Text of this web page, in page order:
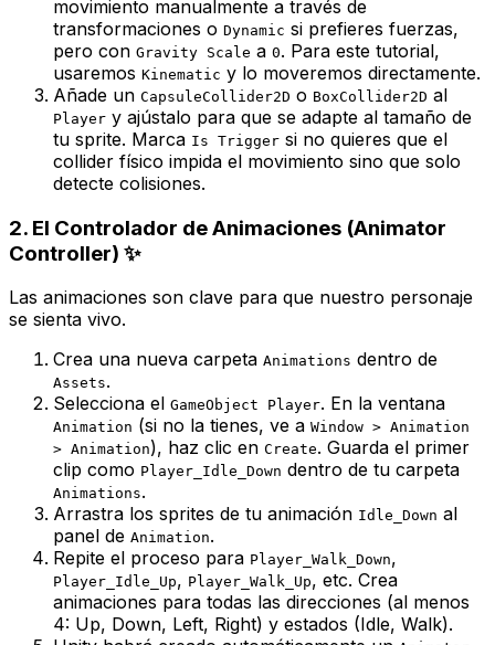
movimiento manualmente a través de
transformaciones o Dynamic si prefieres fuerzas,
pero con Gravity Scale a 0. Para este tutorial,
usaremos Kinematic y lo moveremos directamente.
Añade un CapsuleCollider2D o BoxCollider2D al
Player y ajústalo para que se adapte al tamaño de
tu sprite. Marca Is Trigger si no quieres que el
collider físico impida el movimiento sino que solo
detecte colisiones.
2. El Controlador de Animaciones (Animator
Controller) ✨
Las animaciones son clave para que nuestro personaje
se sienta vivo.
Crea una nueva carpeta Animations dentro de
Assets.
Selecciona el GameObject Player. En la ventana
Animation (si no la tienes, ve a Window > Animation
> Animation), haz clic en Create. Guarda el primer
clip como Player_Idle_Down dentro de tu carpeta
Animations.
Arrastra los sprites de tu animación Idle_Down al
panel de Animation.
Repite el proceso para Player_Walk_Down,
Player_Idle_Up, Player_Walk_Up, etc. Crea
animaciones para todas las direcciones (al menos
4: Up, Down, Left, Right) y estados (Idle, Walk).